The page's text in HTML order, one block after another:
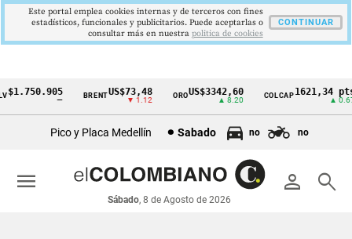
Cintillo
económicos
Colombia
BRENTUS$73,48
▼ 1.12
OROUS$3342,60
▲ 8.20
COLCAP1621,34 pts
▲ 0.67
Pico y Placa Medellín Sabado no no
person search
Sábado, 8 de Agosto de 2026
menu
Este portal emplea cookies internas y de terceros con fines
estadísticos, funcionales y publicitarios. Puede aceptarlas o
consultar más en nuestra politica de cookies
CONTINUAR